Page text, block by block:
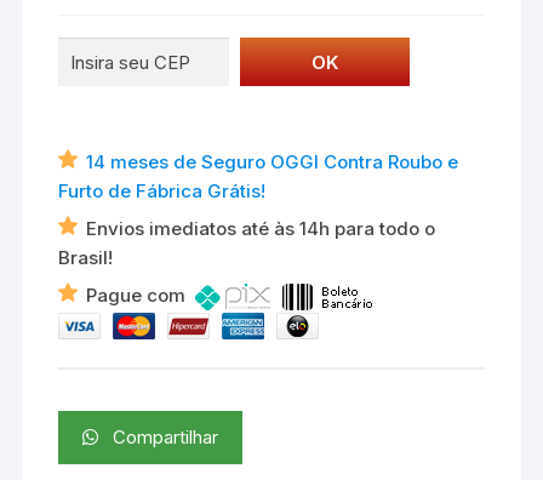
14 meses de Seguro OGGI Contra Roubo e
Furto de Fábrica Grátis!
Envios imediatos até às 14h para todo o
Brasil!
Pague com
Compartilhar